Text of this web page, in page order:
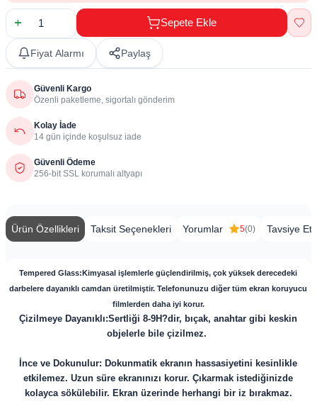
Sepete Ekle
Fiyat Alarmı Paylaş
Güvenli Kargo
Özenli paketleme, sigortalı gönderim
Kolay İade
14 gün içinde koşulsuz iade
Güvenli Ödeme
256-bit SSL korumalı altyapı
Ürün Özellikleri Taksit Seçenekleri Yorumlar 5(0) Tavsiye Et
​​Tempered Glass:Kimyasal işlemlerle güçlendirilmiş, çok yüksek derecedeki
darbelere dayanıklı camdan üretilmiştir. Telefonunuzu diğer tüm ekran koruyucu
filmlerden daha iyi korur.
Çizilmeye Dayanıklı:Sertliği 8-9H?dir, bıçak, anahtar gibi keskin
objelerle bile çizilmez.
İnce ve Dokunulur: Dokunmatik ekranın hassasiyetini kesinlikle
etkilemez. Uzun süre ekranınızı korur. Çıkarmak istediğinizde
kolayca sökülebilir. Ekran üzerinde herhangi bir iz bırakmaz.